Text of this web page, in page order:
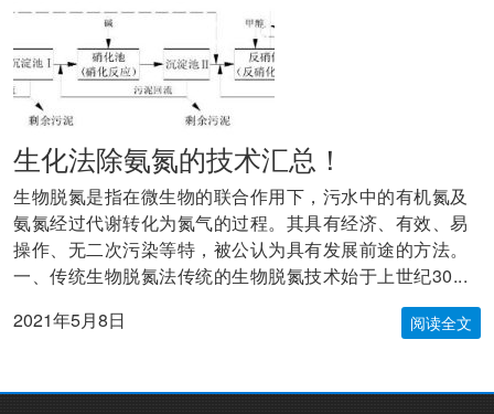
生化法除氨氮的技术汇总！
生物脱氮是指在微生物的联合作用下，污水中的有机氮及
氨氮经过代谢转化为氮气的过程。其具有经济、有效、易
操作、无二次污染等特，被公认为具有发展前途的方法。
一、传统生物脱氮法传统的生物脱氮技术始于上世纪30...
2021年5月8日
阅读全文